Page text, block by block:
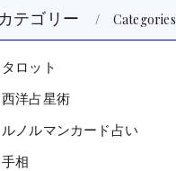
カテゴリー Categories
タロット
西洋占星術
ルノルマンカード占い
手相